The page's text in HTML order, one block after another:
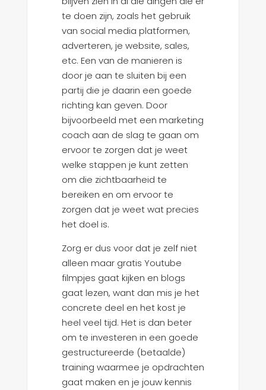
te doen zijn, zoals het gebruik
van social media platformen,
adverteren, je website, sales,
etc. Een van de manieren is
door je aan te sluiten bij een
partij die je daarin een goede
richting kan geven. Door
bijvoorbeeld met een marketing
coach aan de slag te gaan om
ervoor te zorgen dat je weet
welke stappen je kunt zetten
om die zichtbaarheid te
bereiken en om ervoor te
zorgen dat je weet wat precies
het doel is.
Zorg er dus voor dat je zelf niet
alleen maar gratis Youtube
filmpjes gaat kijken en blogs
gaat lezen, want dan mis je het
concrete deel en het kost je
heel veel tijd. Het is dan beter
om te investeren in een goede
gestructureerde (betaalde)
training waarmee je opdrachten
gaat maken en je jouw kennis